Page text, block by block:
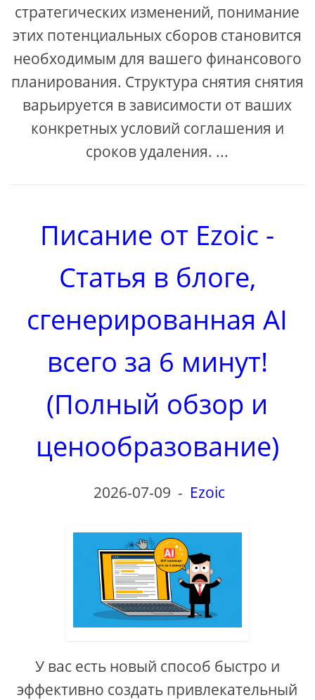
стратегических изменений, понимание
этих потенциальных сборов становится
необходимым для вашего финансового
планирования. Структура снятия снятия
варьируется в зависимости от ваших
конкретных условий соглашения и
сроков удаления. ...
Писание от Ezoic -
Статья в блоге,
сгенерированная AI
всего за 6 минут!
(Полный обзор и
ценообразование)
2026-07-09 - Ezoic
У вас есть новый способ быстро и
эффективно создать привлекательный